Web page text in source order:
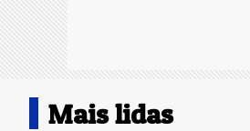
Mais lidas